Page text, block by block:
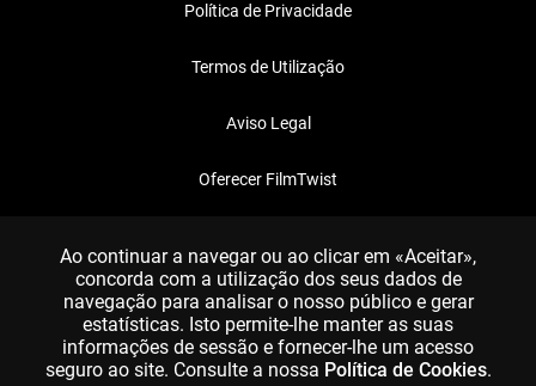
Política de Privacidade
Termos de Utilização
Aviso Legal
Oferecer FilmTwist
Ao continuar a navegar ou ao clicar em «Aceitar»,
concorda com a utilização dos seus dados de
navegação para analisar o nosso público e gerar
estatísticas. Isto permite-lhe manter as suas
informações de sessão e fornecer-lhe um acesso
seguro ao site. Consulte a nossa Política de Cookies.